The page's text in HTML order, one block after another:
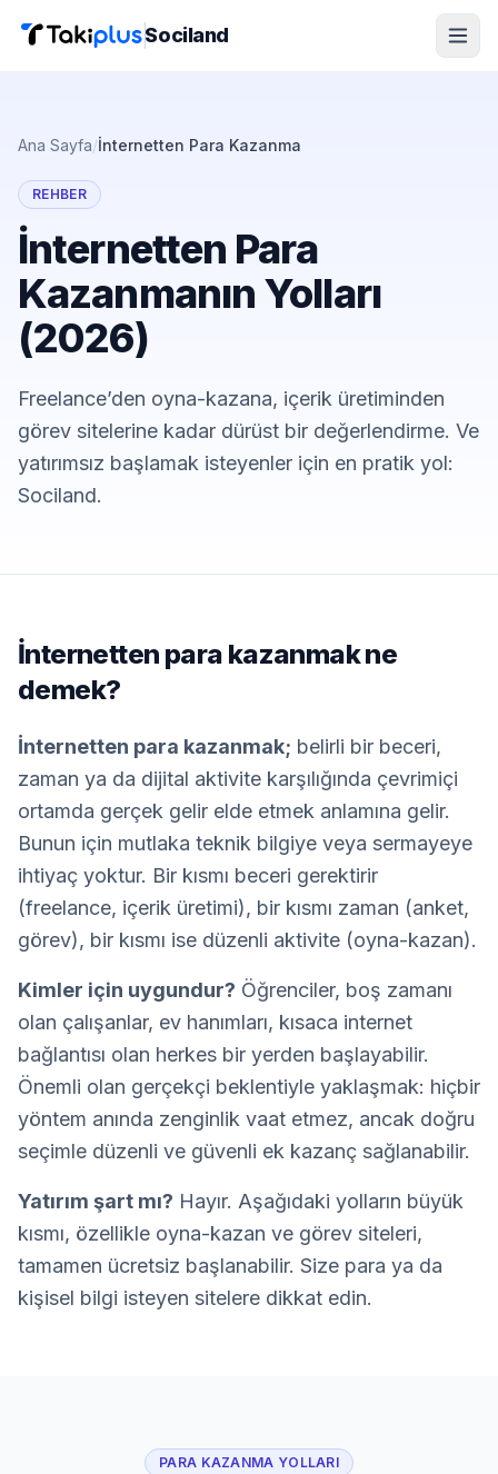
Sociland
Ana Sayfa/İnternetten Para Kazanma
REHBER
İnternetten Para
Kazanmanın Yolları
(2026)
Freelance’den oyna-kazana, içerik üretiminden
görev sitelerine kadar dürüst bir değerlendirme. Ve
yatırımsız başlamak isteyenler için en pratik yol:
Sociland.
İnternetten para kazanmak ne
demek?
İnternetten para kazanmak; belirli bir beceri,
zaman ya da dijital aktivite karşılığında çevrimiçi
ortamda gerçek gelir elde etmek anlamına gelir.
Bunun için mutlaka teknik bilgiye veya sermayeye
ihtiyaç yoktur. Bir kısmı beceri gerektirir
(freelance, içerik üretimi), bir kısmı zaman (anket,
görev), bir kısmı ise düzenli aktivite (oyna-kazan).
Kimler için uygundur? Öğrenciler, boş zamanı
olan çalışanlar, ev hanımları, kısaca internet
bağlantısı olan herkes bir yerden başlayabilir.
Önemli olan gerçekçi beklentiyle yaklaşmak: hiçbir
yöntem anında zenginlik vaat etmez, ancak doğru
seçimle düzenli ve güvenli ek kazanç sağlanabilir.
Yatırım şart mı? Hayır. Aşağıdaki yolların büyük
kısmı, özellikle oyna-kazan ve görev siteleri,
tamamen ücretsiz başlanabilir. Size para ya da
kişisel bilgi isteyen sitelere dikkat edin.
PARA KAZANMA YOLLARI